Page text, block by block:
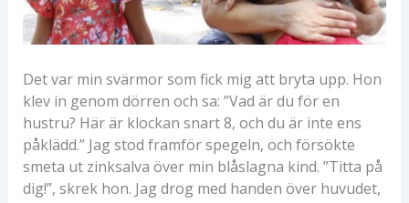
Det var min svärmor som fick mig att bryta upp. Hon
klev in genom dörren och sa: ”Vad är du för en
hustru? Här är klockan snart 8, och du är inte ens
påklädd.” Jag stod framför spegeln, och försökte
smeta ut zinksalva över min blåslagna kind. ”Titta på
dig!”, skrek hon. Jag drog med handen över huvudet,